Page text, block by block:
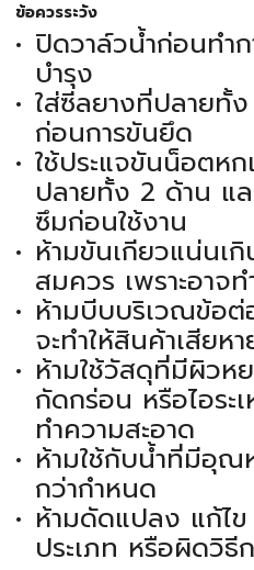
ข้อควรระวัง
ปิดวาล์วน้ำก่อนทำ
บำรุง
ใส่ซีลยางที่ปลายทั้
ก่อนการขันยึด
ใช้ประแจขันน็อตห
ปลายทั้ง 2 ด้าน แ
ซึมก่อนใช้งาน
ห้ามขันเกียวแน่นเ
สมควร เพราะอาจ
ห้ามบีบบริเวณข้อต่
จะทำให้สินค้าเสียห
ห้ามใช้วัสดุที่มีผิวห
กัดกร่อน หรือไอระ
ทำความสะอาด
ห้ามใช้กับน้ำที่มีอุณ
กว่ากำหนด
ห้ามดัดแปลง แก้ไ
ประเภท หรือผิดวิธี